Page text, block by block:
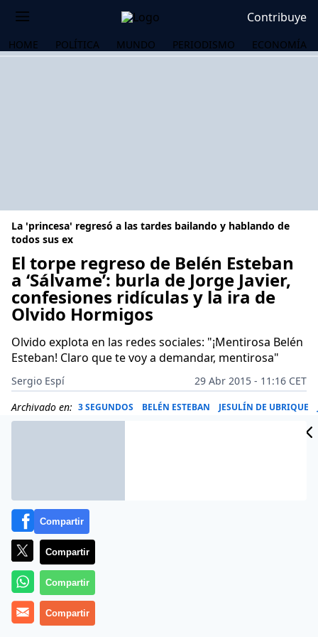
Contribuye
HOME POLÍTICA MUNDO PERIODISMO ECONOMÍA
La 'princesa' regresó a las tardes bailando y hablando de
todos sus ex
El torpe regreso de Belén Esteban
a ‘Sálvame’: burla de Jorge Javier,
confesiones ridículas y la ira de
Olvido Hormigos
Olvido explota en las redes sociales: "¡Mentirosa Belén
Esteban! Claro que te voy a demandar, mentirosa"
Sergio Espí
29 Abr 2015 - 11:16 CET
Archivado en: 3 SEGUNDOS BELÉN ESTEBAN JESULÍN DE UBRIQUE
Compartir
Compartir
Compartir
Compartir